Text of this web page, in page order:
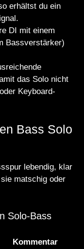
erhältst du ein
DI mit einem
Bassverstärker)
das Solo nicht
Keyboard-
Bass Solo
lebendig, klar
matschig oder
Solo-Bass
Kommentar